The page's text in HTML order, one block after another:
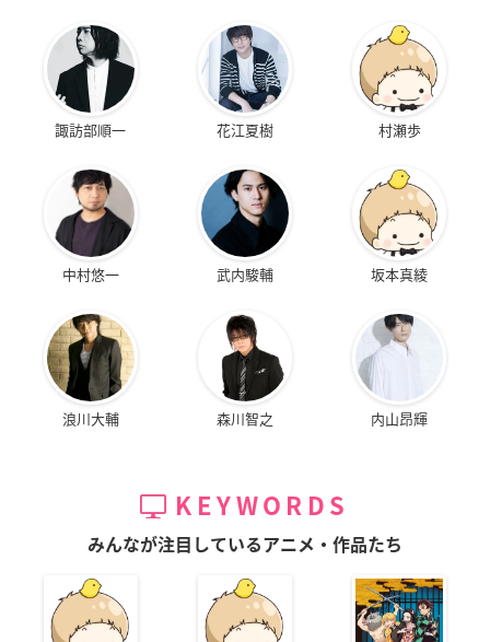
諏訪部順一 花江夏樹 村瀬歩
中村悠一 武内駿輔 坂本真綾
浪川大輔 森川智之 内山昂輝
KEYWORDS
みんなが注目しているアニメ・作品たち